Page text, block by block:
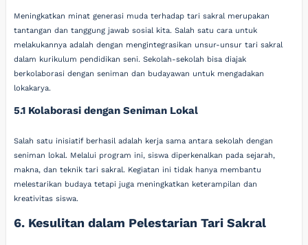
Meningkatkan minat generasi muda terhadap tari sakral merupakan
tantangan dan tanggung jawab sosial kita. Salah satu cara untuk
melakukannya adalah dengan mengintegrasikan unsur-unsur tari sakral
dalam kurikulum pendidikan seni. Sekolah-sekolah bisa diajak
berkolaborasi dengan seniman dan budayawan untuk mengadakan
lokakarya.
5.1 Kolaborasi dengan Seniman Lokal
Salah satu inisiatif berhasil adalah kerja sama antara sekolah dengan
seniman lokal. Melalui program ini, siswa diperkenalkan pada sejarah,
makna, dan teknik tari sakral. Kegiatan ini tidak hanya membantu
melestarikan budaya tetapi juga meningkatkan keterampilan dan
kreativitas siswa.
6. Kesulitan dalam Pelestarian Tari Sakral